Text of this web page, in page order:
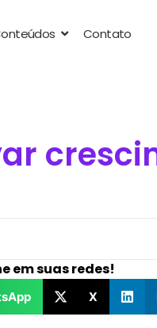
Contato
em suas redes!
X